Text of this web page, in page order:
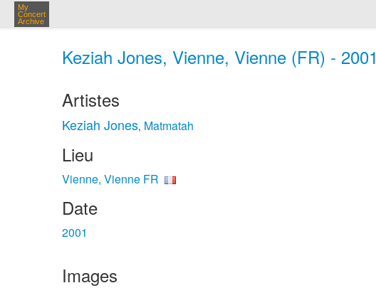
My
Concert
Archive
Keziah Jones, Vienne, Vienne (FR) - 2001
Artistes
Keziah Jones, Matmatah
Lieu
Vienne, Vienne FR
Date
2001
Images